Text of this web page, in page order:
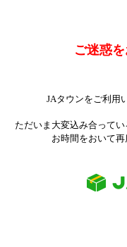
ご迷惑
JAタウンをご利用
ただいま大変込み合って
お時間をおいて